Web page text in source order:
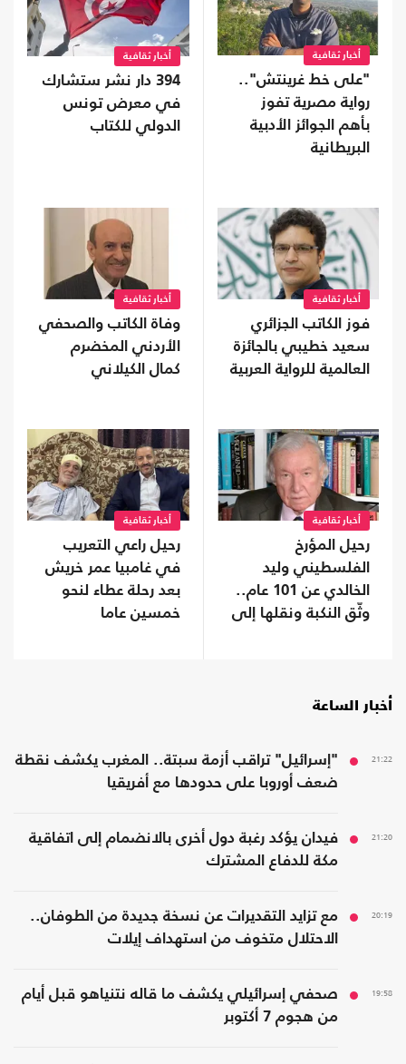
أخبار ثقافية
"على خط غرينتش"..
رواية مصرية تفوز
بأهم الجوائز الأدبية
البريطانية
أخبار ثقافية
394 دار نشر ستشارك
في معرض تونس
الدولي للكتاب
أخبار ثقافية
فوز الكاتب الجزائري
سعيد خطيبي بالجائزة
العالمية للرواية العربية
أخبار ثقافية
وفاة الكاتب والصحفي
الأردني المخضرم
كمال الكيلاني
أخبار ثقافية
رحيل المؤرخ
الفلسطيني وليد
الخالدي عن 101 عام..
وثّق النكبة ونقلها إلى
أخبار ثقافية
رحيل راعي التعريب
في غامبيا عمر خريش
بعد رحلة عطاء لنحو
خمسين عاما
أخبار الساعة
21:22
"إسرائيل" تراقب أزمة سبتة.. المغرب يكشف نقطة
ضعف أوروبا على حدودها مع أفريقيا
21:20
فيدان يؤكد رغبة دول أخرى بالانضمام إلى اتفاقية
مكة للدفاع المشترك
20:19
مع تزايد التقديرات عن نسخة جديدة من الطوفان..
الاحتلال متخوف من استهداف إيلات
19:58
صحفي إسرائيلي يكشف ما قاله نتنياهو قبل أيام
من هجوم 7 أكتوبر